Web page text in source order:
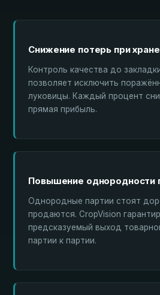
Снижение потерь при
Контроль качества до
позволяет исключить
луковицы. Каждый процент
прямая прибыль.
Повышение однородности
Однородные партии стоят
продаются. CropVision
предсказуемый выход
партии к партии.